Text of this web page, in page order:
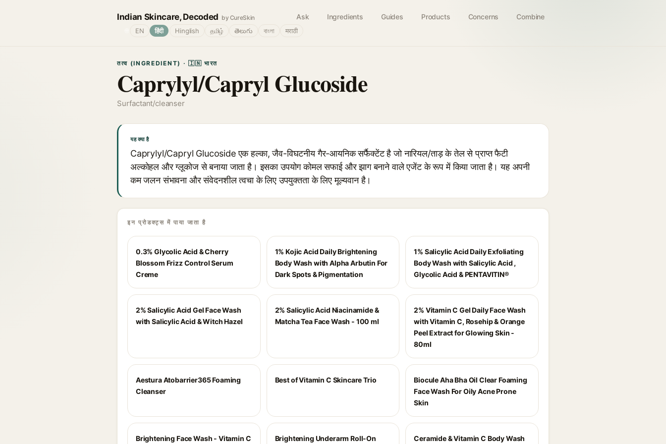
Indian Skincare, Decoded by CureSkin Ask Ingredients Guides Products Concerns Combine
EN हिंदी Hinglish தமிழ் తెలుగు বাংলা मराठी
तत्व (INGREDIENT) · 🇮🇳 भारत
Caprylyl/Capryl Glucoside
Surfactant/cleanser
यह क्या है
Caprylyl/Capryl Glucoside एक हल्का, जैव-विघटनीय गैर-आयनिक सर्फैक्टेंट है जो नारियल/ताड़ के तेल से प्राप्त फैटी
अल्कोहल और ग्लूकोज से बनाया जाता है। इसका उपयोग कोमल सफाई और झाग बनाने वाले एजेंट के रूप में किया जाता है। यह अपनी
कम जलन संभावना और संवेदनशील त्वचा के लिए उपयुक्तता के लिए मूल्यवान है।
इन प्रोडक्ट्स में पाया जाता है
0.3% Glycolic Acid & Cherry
Blossom Frizz Control Serum
Creme
1% Kojic Acid Daily Brightening
Body Wash with Alpha Arbutin For
Dark Spots & Pigmentation
1% Salicylic Acid Daily Exfoliating
Body Wash with Salicylic Acid ,
Glycolic Acid & PENTAVITIN®
2% Salicylic Acid Gel Face Wash
with Salicylic Acid & Witch Hazel
2% Salicylic Acid Niacinamide &
Matcha Tea Face Wash - 100 ml
2% Vitamin C Gel Daily Face Wash
with Vitamin C, Rosehip & Orange
Peel Extract for Glowing Skin -
80ml
Aestura Atobarrier365 Foaming
Cleanser
Best of Vitamin C Skincare Trio
Biocule Aha Bha Oil Clear Foaming
Face Wash For Oily Acne Prone
Skin
Brightening Face Wash - Vitamin C Brightening Underarm Roll-On Ceramide & Vitamin C Body Wash